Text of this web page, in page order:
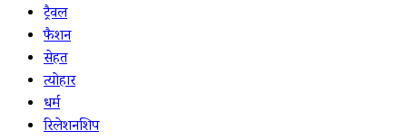
ट्रैवल
फैशन
सेहत
त्योहार
धर्म
रिलेशनशिप